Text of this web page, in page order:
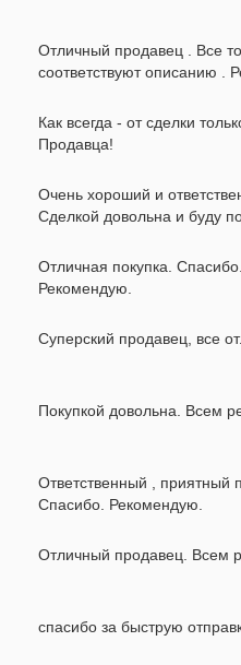
Отличный продавец . Все
соответствуют описанию .
Как всегда - от сделки
Продавца!
Очень хороший и
Сделкой довольна и буду
Отличная покупка.
Рекомендую.
Суперский продавец, все
Покупкой довольна. Всем
Ответственный , приятный
Спасибо. Рекомендую.
Отличный продавец. Всем
спасибо за быструю